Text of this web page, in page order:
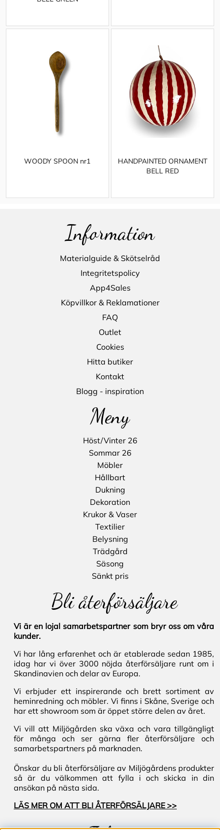
WOODY SPOON nr1
HANDPAINTED ORNAMENT
BELL RED
Information
Materialguide & Skötselråd
Integritetspolicy
App4Sales
Köpvillkor & Reklamationer
FAQ
Outlet
Cookies
Hitta butiker
Kontakt
Blogg - inspiration
Meny
Höst/Vinter 26
Sommar 26
Möbler
Hållbart
Dukning
Dekoration
Krukor & Vaser
Textilier
Belysning
Trädgård
Säsong
Sänkt pris
Bli återförsäljare
Vi är en lojal samarbetspartner som bryr oss om våra
kunder.
Vi har lång erfarenhet och är etablerade sedan 1985,
idag har vi över 3000 nöjda återförsäljare runt om i
Skandinavien och delar av Europa.
Vi erbjuder ett inspirerande och brett sortiment av
heminredning och möbler. Vi finns i Skåne, Sverige och
har ett showroom som är öppet större delen av året.
Vi vill att Miljögården ska växa och vara tillgängligt
för många och ser gärna fler återförsäljare och
samarbetspartners på marknaden.
Önskar du bli återförsäljare av Miljögårdens produkter
så är du välkommen att fylla i och skicka in din
ansökan på nästa sida.
LÄS MER OM ATT BLI ÅTERFÖRSÄLJARE >>